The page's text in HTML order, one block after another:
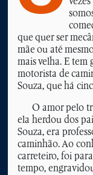
que quer ser
mãe ou até
mais velha. E tem
motorista de
Souza, que há
O amor pelo
ela herdou dos
Souza, era
caminhão. Ao
carreteiro, foi
tempo,